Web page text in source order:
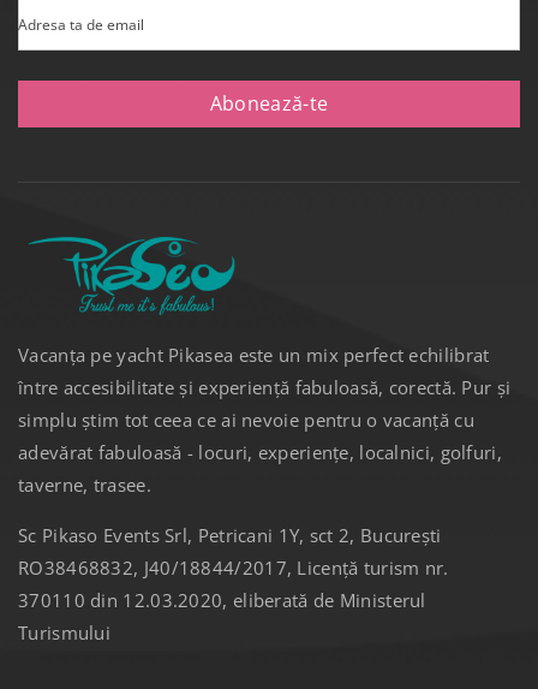
Adresa ta de email
Abonează-te
Vacanța pe yacht Pikasea este un mix perfect echilibrat
între accesibilitate și experiență fabuloasă, corectă. Pur și
simplu știm tot ceea ce ai nevoie pentru o vacanță cu
adevărat fabuloasă - locuri, experiențe, localnici, golfuri,
taverne, trasee.
Sc Pikaso Events Srl, Petricani 1Y, sct 2, București
RO38468832, J40/18844/2017, Licență turism nr.
370110 din 12.03.2020, eliberată de Ministerul
Turismului